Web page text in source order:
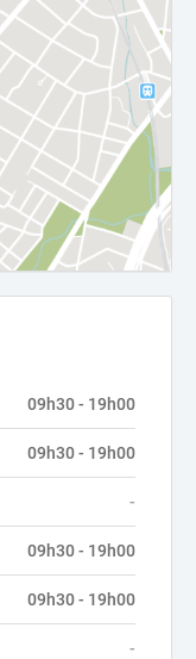
09h30 - 19h00
09h30 - 19h00
-
09h30 - 19h00
09h30 - 19h00
-